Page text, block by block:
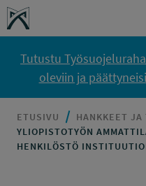
Siirry sisältöön
Työsuojelurahasto
Tutustu
oleviin ja
ETUSIVU
HANKKEET
YLIOPISTOTYÖN
HENKILÖSTÖ